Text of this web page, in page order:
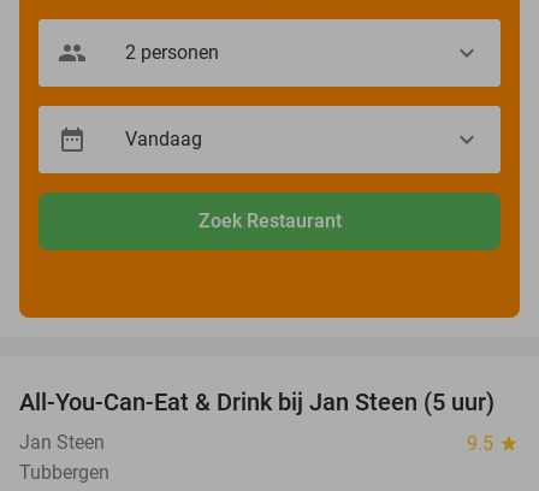
Zoek Restaurant
32%
All-You-Can-Eat & Drink bij Jan Steen (5 uur)
Jan Steen 9.5 star
Tubbergen